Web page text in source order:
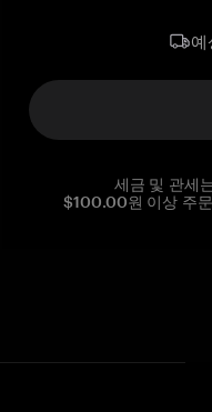
예
세금 및 관세
$100.00원 이상 주